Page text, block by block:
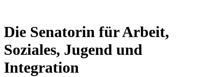
Die Senatorin für Arbeit,
Soziales, Jugend und
Integration